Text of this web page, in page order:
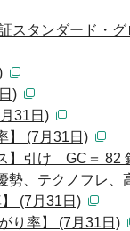
スタンダード・
)
31日)
】 (7月31日)
】引け GC＝
勢、テクノフレ、
(7月31日)
り率】 (7月31日)